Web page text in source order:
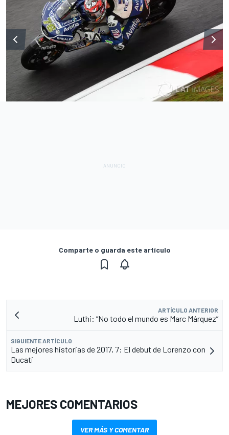
Comparte o guarda este artículo
ARTÍCULO ANTERIOR
Luthi: “No todo el mundo es Marc Márquez”
SIGUIENTE ARTÍCULO
Las mejores historias de 2017, 7: El debut de Lorenzo con
Ducati
MEJORES COMENTARIOS
VER MÁS Y COMENTAR